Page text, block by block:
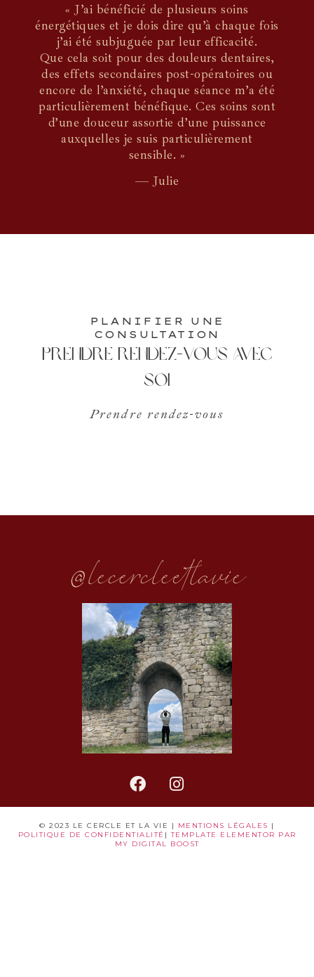
« J’ai bénéficié de plusieurs soins
énergétiques et je dois dire qu’à chaque fois
j’ai été subjuguée par leur efficacité.
Que cela soit pour des douleurs dentaires,
des effets secondaires post-opératoires ou
encore de l’anxiété, chaque séance m’a été
particulièrement bénéfique. Ces soins sont
d’une douceur assortie d’une puissance
auxquelles je suis particulièrement
sensible. »
— Julie
PLANIFIER UNE
CONSULTATION
Prendre rendez-vous avec
soi
Prendre rendez-vous
@lecercleetlavie
© 2023 LE CERCLE ET LA VIE | MENTIONS LÉGALES |
POLITIQUE DE CONFIDENTIALITÉ |TEMPLATE ELEMENTOR PAR
MY DIGITAL BOOST